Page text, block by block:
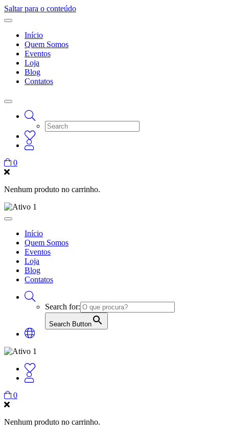
Saltar para o conteúdo
Início
Quem Somos
Eventos
Loja
Blog
Contatos
0
Nenhum produto no carrinho.
Início
Quem Somos
Eventos
Loja
Blog
Contatos
Search for:
Search Button
0
Nenhum produto no carrinho.